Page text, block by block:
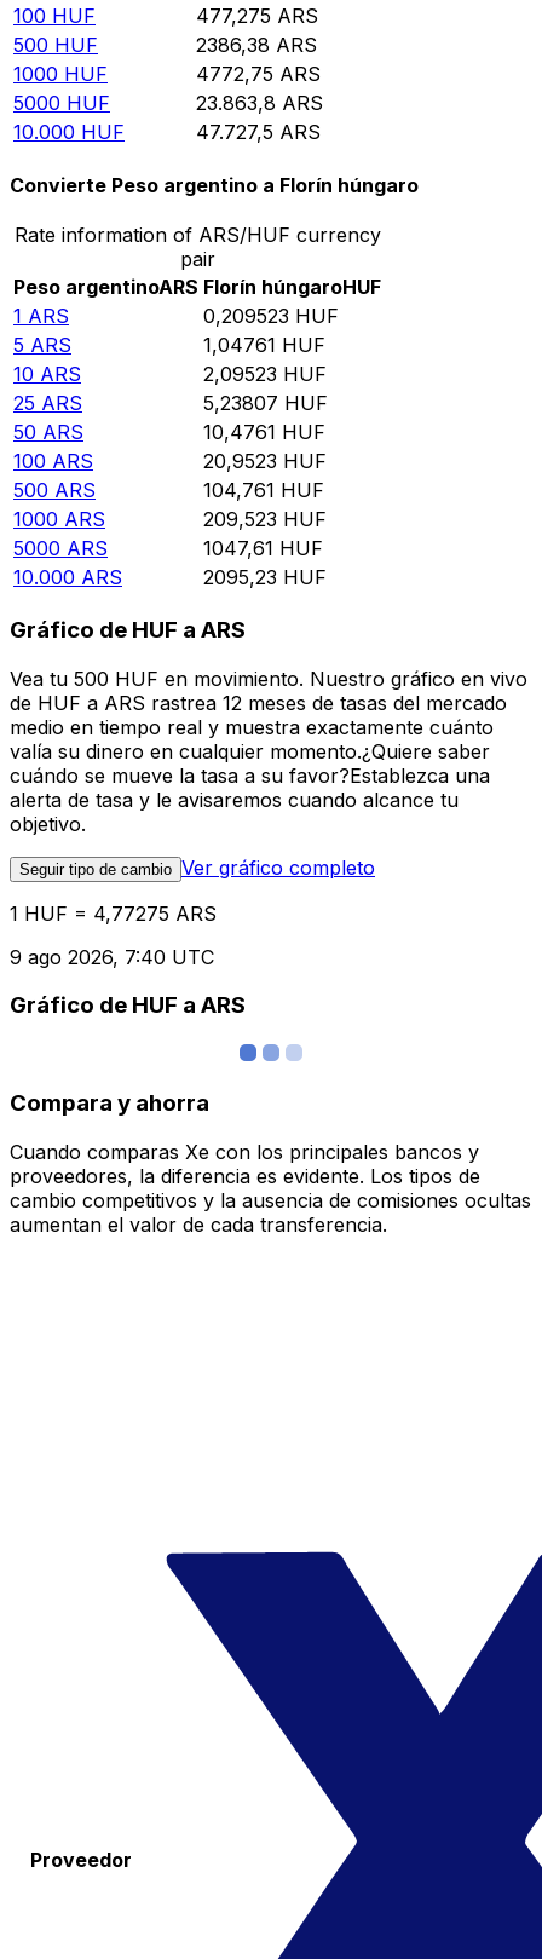
100 HUF 477,275 ARS
500 HUF 2386,38 ARS
1000 HUF 4772,75 ARS
5000 HUF 23.863,8 ARS
10.000 HUF 47.727,5 ARS
Convierte Peso argentino a Florín húngaro
Rate information of ARS/HUF currency
pair
Peso argentinoARS Florín húngaroHUF
1 ARS 0,209523 HUF
5 ARS 1,04761 HUF
10 ARS 2,09523 HUF
25 ARS 5,23807 HUF
50 ARS 10,4761 HUF
100 ARS 20,9523 HUF
500 ARS 104,761 HUF
1000 ARS 209,523 HUF
5000 ARS 1047,61 HUF
10.000 ARS 2095,23 HUF
Gráfico de HUF a ARS
Vea tu 500 HUF en movimiento. Nuestro gráfico en vivo
de HUF a ARS rastrea 12 meses de tasas del mercado
medio en tiempo real y muestra exactamente cuánto
valía su dinero en cualquier momento.¿Quiere saber
cuándo se mueve la tasa a su favor?Establezca una
alerta de tasa y le avisaremos cuando alcance tu
objetivo.
Seguir tipo de cambio Ver gráfico completo
1 HUF = 4,77275 ARS
9 ago 2026, 7:40 UTC
Gráfico de HUF a ARS
Compara y ahorra
Cuando comparas Xe con los principales bancos y
proveedores, la diferencia es evidente. Los tipos de
cambio competitivos y la ausencia de comisiones ocultas
aumentan el valor de cada transferencia.
Proveedor